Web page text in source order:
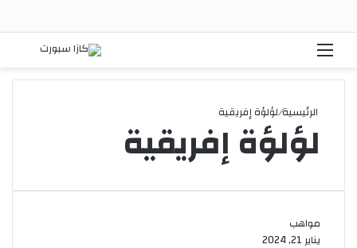
الرئيسية/لؤلؤة إفريقية
لؤلؤة إفريقية
مواهب
يناير 21, 2024